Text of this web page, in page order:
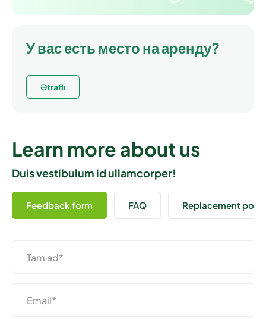
У вас есть место на аренду?
Ətraflı
Learn more about us
Duis vestibulum id ullamcorper!
Feedback form FAQ Replacement